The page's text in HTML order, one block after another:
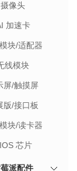
摄像头
加速卡
块/适配器
线模块
屏/触摸屏
版/接口板
块/读卡器
芯片
派配件